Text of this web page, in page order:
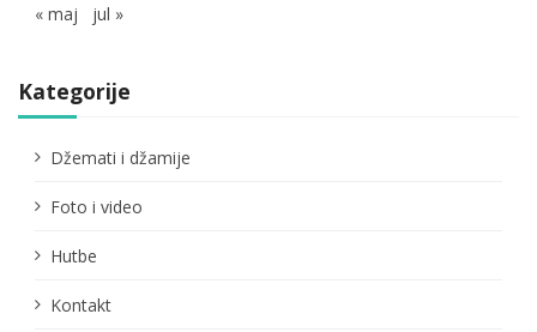
« maj jul »
Kategorije
Džemati i džamije
Foto i video
Hutbe
Kontakt